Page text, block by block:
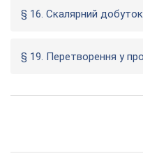
§ 16. Скалярний добуток
§ 19. Перетворення у